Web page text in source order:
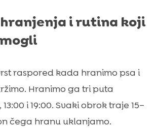
i rutina koji
raspored kada hranimo psa i
Hranimo ga tri puta
i 19:00. Svaki obrok traje 15–
čega hranu uklanjamo.